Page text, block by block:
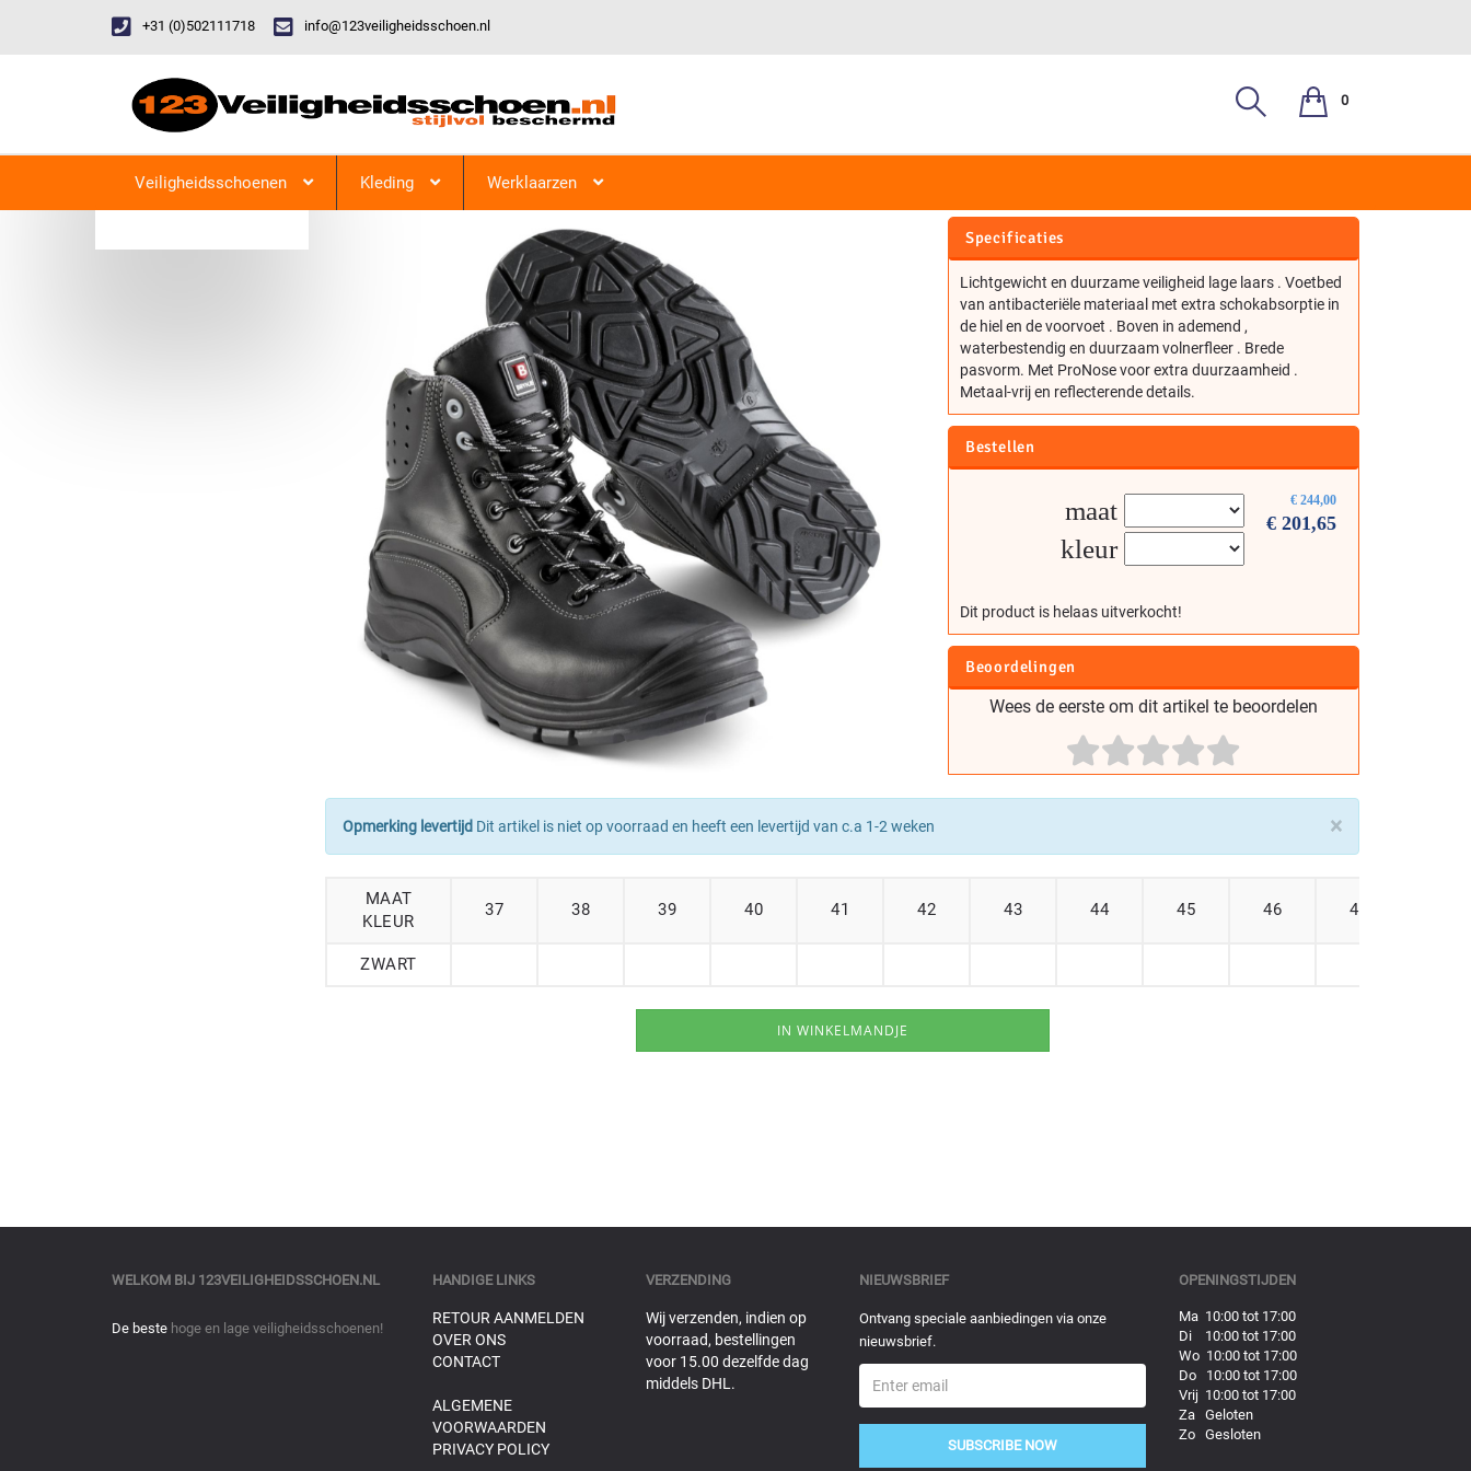
+31 (0)502111718 info@123veiligheidsschoen.nl
0
Veiligheidsschoenen Kleding Werklaarzen
Specificaties
Lichtgewicht en duurzame veiligheid lage laars . Voetbed
van antibacteriële materiaal met extra schokabsorptie in
de hiel en de voorvoet . Boven in ademend ,
waterbestendig en duurzaam volnerfleer . Brede
pasvorm. Met ProNose voor extra duurzaamheid .
Metaal-vrij en reflecterende details.
Bestellen
€ 244,00
€ 201,65
maat
kleur
Dit product is helaas uitverkocht!
Beoordelingen
Wees de eerste om dit artikel te beoordelen
×
Opmerking levertijd Dit artikel is niet op voorraad en heeft een levertijd van c.a 1-2 weken
MAAT
KLEUR
37 38 39 40 41 42 43 44 45 46 47
ZWART
WELKOM BIJ 123VEILIGHEIDSSCHOEN.NL
De beste hoge en lage veiligheidsschoenen!
HANDIGE LINKS
RETOUR AANMELDEN
OVER ONS
CONTACT
ALGEMENE
VOORWAARDEN
PRIVACY POLICY
VERZENDING
Wij verzenden, indien op
voorraad, bestellingen
voor 15.00 dezelfde dag
middels DHL.
NIEUWSBRIEF
Ontvang speciale aanbiedingen via onze
nieuwsbrief.
SUBSCRIBE NOW
OPENINGSTIJDEN
Ma 10:00 tot 17:00
Di 10:00 tot 17:00
Wo 10:00 tot 17:00
Do 10:00 tot 17:00
Vrij 10:00 tot 17:00
Za Geloten
Zo Gesloten